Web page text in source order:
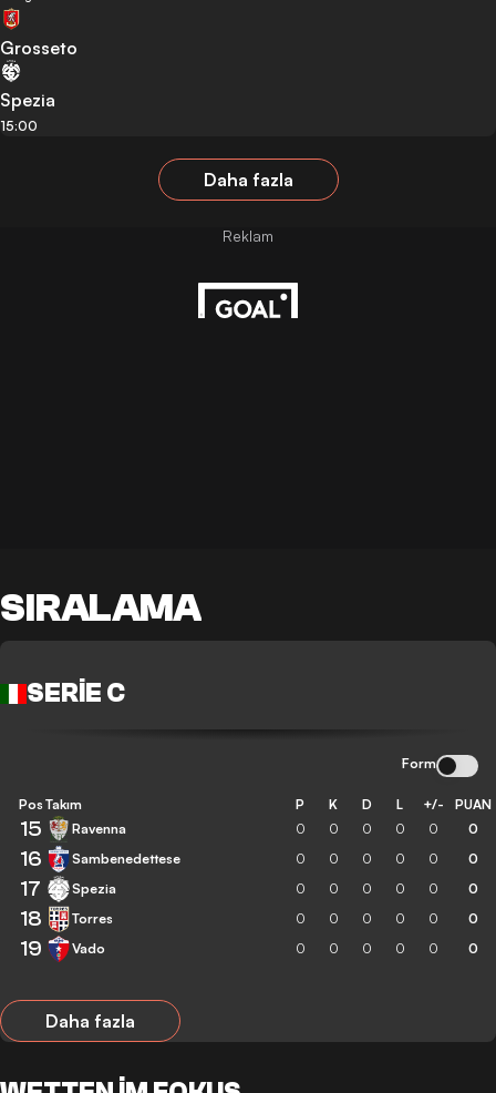
Grosseto
Spezia
15:00
Daha fazla
SIRALAMA
SERIE C
Form
Pos Takım P K D L +/- PUAN
15 Ravenna 0 0 0 0 0 0
16 Sambenedettese 0 0 0 0 0 0
17 Spezia 0 0 0 0 0 0
18 Torres 0 0 0 0 0 0
19 Vado 0 0 0 0 0 0
Daha fazla